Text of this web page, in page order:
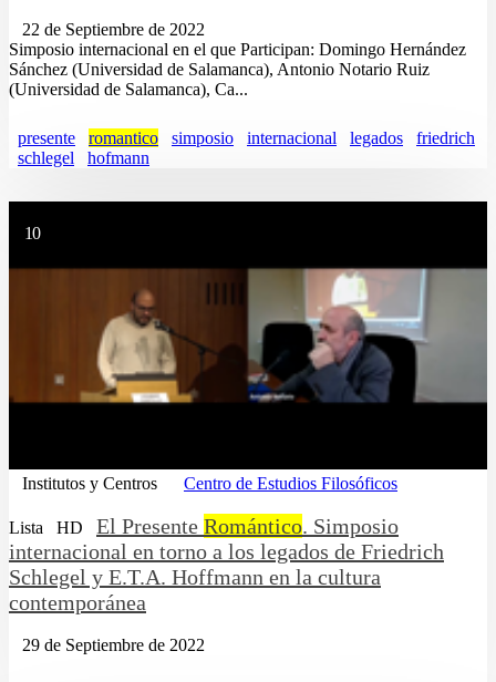
22 de Septiembre de 2022
Simposio internacional en el que Participan: Domingo Hernández
Sánchez (Universidad de Salamanca), Antonio Notario Ruiz
(Universidad de Salamanca), Ca...
presente romantico simposio internacional legados
friedrich
schlegel
hofmann
10
Institutos y Centros Centro de Estudios Filosóficos
Lista HD El Presente Romántico. Simposio
internacional en torno a los legados de Friedrich
Schlegel y E.T.A. Hoffmann en la cultura
contemporánea
29 de Septiembre de 2022